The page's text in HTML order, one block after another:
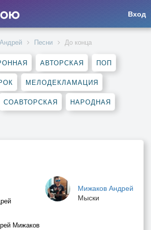
Вход
Песни До конца
АВТОРСКАЯ ПОП
МЕЛОДЕКЛАМАЦИЯ
СОАВТОРСКАЯ НАРОДНАЯ
Мижаков Андрей
Мыски
Мижаков